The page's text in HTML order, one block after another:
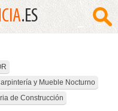
.ES
y Mueble Nocturno
de Construcción